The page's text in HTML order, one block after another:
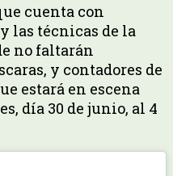
cuenta con
las técnicas de la
no faltarán
y contadores de
estará en escena
día 30 de junio, al 4